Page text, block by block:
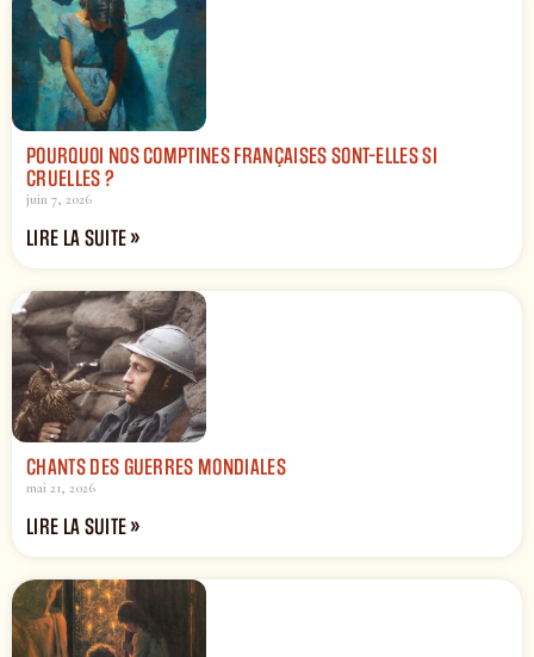
POURQUOI NOS COMPTINES FRANÇAISES SONT-ELLES SI
CRUELLES ?
juin 7, 2026
LIRE LA SUITE »
CHANTS DES GUERRES MONDIALES
mai 21, 2026
LIRE LA SUITE »